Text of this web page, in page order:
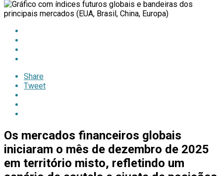
Share
Tweet
Os mercados financeiros globais
iniciaram o mês de dezembro de 2025
em território misto, refletindo um